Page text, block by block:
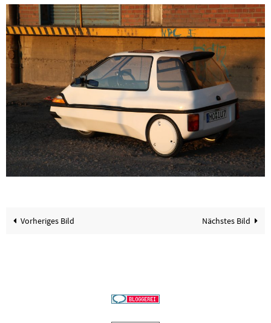
Vorheriges Bild Nächstes Bild